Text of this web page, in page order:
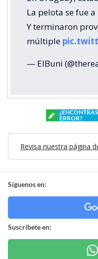
La pelota se fue
Y terminaron
múltiple
— ElBuni
ERROR?
Revisa nuestra página
Síguenos en:
Suscríbete en: